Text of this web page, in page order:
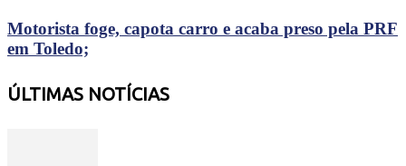
Motorista foge, capota carro e acaba preso pela PRF
em Toledo;
ÚLTIMAS NOTÍCIAS